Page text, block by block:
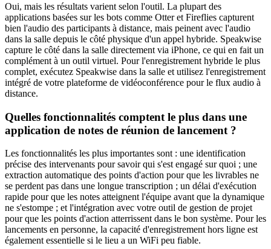
Oui, mais les résultats varient selon l'outil. La plupart des
applications basées sur les bots comme Otter et Fireflies capturent
bien l'audio des participants à distance, mais peinent avec l'audio
dans la salle depuis le côté physique d'un appel hybride. Speakwise
capture le côté dans la salle directement via iPhone, ce qui en fait un
complément à un outil virtuel. Pour l'enregistrement hybride le plus
complet, exécutez Speakwise dans la salle et utilisez l'enregistrement
intégré de votre plateforme de vidéoconférence pour le flux audio à
distance.
Quelles fonctionnalités comptent le plus dans une
application de notes de réunion de lancement ?
Les fonctionnalités les plus importantes sont : une identification
précise des intervenants pour savoir qui s'est engagé sur quoi ; une
extraction automatique des points d'action pour que les livrables ne
se perdent pas dans une longue transcription ; un délai d'exécution
rapide pour que les notes atteignent l'équipe avant que la dynamique
ne s'estompe ; et l'intégration avec votre outil de gestion de projet
pour que les points d'action atterrissent dans le bon système. Pour les
lancements en personne, la capacité d'enregistrement hors ligne est
également essentielle si le lieu a un WiFi peu fiable.